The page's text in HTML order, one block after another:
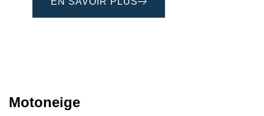
Motoneige